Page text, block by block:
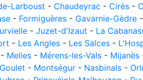
Larboust - Chaudeyrac - Cirès -
- Formiguères - Gavarnie-Gèdre
- Juzet-d'Izaut - La
- Les Angles - Les Salces -
- Melles - Mérens-les-Vals - Mijanès
- Montségur - Nasbinals -